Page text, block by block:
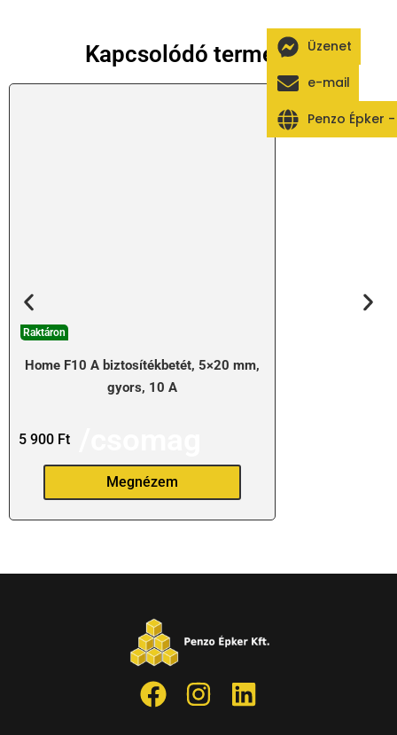
Kapcsolódó termékek
Raktáron
Home F10 A biztosítékbetét, 5×20 mm,
gyors, 10 A
5 900 Ft
Megnézem
Üzenet
e-mail
Penzo Épker